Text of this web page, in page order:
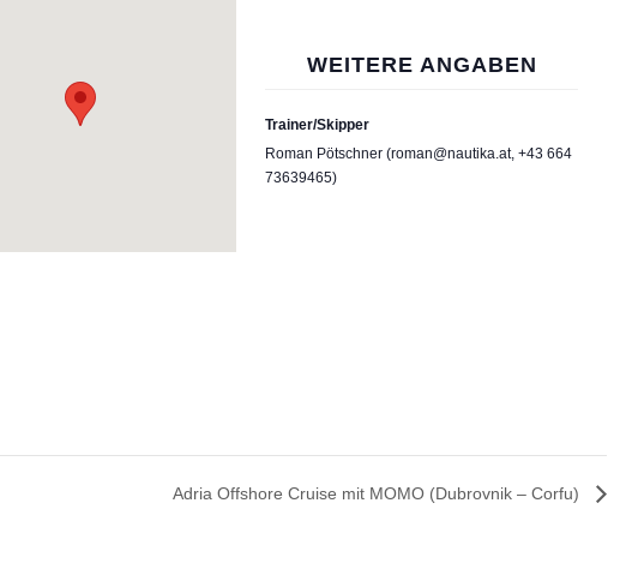
WEITERE ANGABEN
Trainer/Skipper
Roman Pötschner (roman@nautika.at, +43 664
73639465)
Adria Offshore Cruise mit MOMO (Dubrovnik – Corfu)